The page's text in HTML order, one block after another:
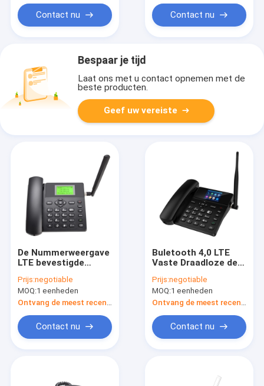
Contact nu Contact nu
Bespaar je tijd
Laat ons met u contact opnemen met de
beste producten.
Geef uw vereiste
De Nummerweergave
LTE bevestigde
LTE-Landline
Telefoon met WIFI-
Hotspot
Prijs:negotiable
MOQ:1 eenheden
Contact nu
Buletooth 4,0 LTE
Vaste Draadloze de
Reserveaccu van de
Telefoonkleur
Prijs:negotiable
MOQ:1 eenheden
Contact nu